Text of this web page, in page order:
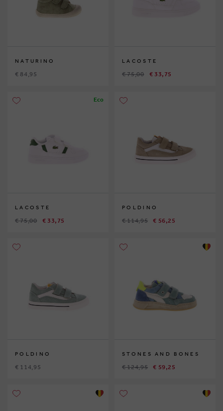
NATURINO
€ 84,95
LACOSTE
€ 75,00 € 33,75
Eco
LACOSTE
€ 75,00 € 33,75
POLDINO
€ 114,95 € 56,25
POLDINO
€ 114,95
STONES AND BONES
€ 124,95 € 59,25